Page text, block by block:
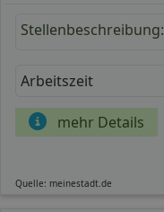
Stellenbeschreibung:
Arbeitszeit
mehr Details
Quelle: meinestadt.de